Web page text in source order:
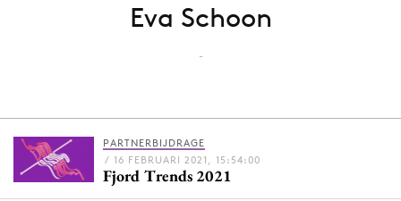
Volg het laatste nieuws via de Adformatie
Menu
Eva Schoon
-
PARTNERBIJDRAGE
/ 16 FEBRUARI 2021, 15:54:00
Fjord Trends 2021